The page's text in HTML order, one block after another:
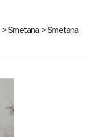
>Smetana > Smetana